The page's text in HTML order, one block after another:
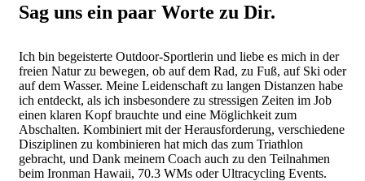
Sag uns ein paar Worte zu Dir.
Ich bin begeisterte Outdoor-Sportlerin und liebe es mich in der
freien Natur zu bewegen, ob auf dem Rad, zu Fuß, auf Ski oder
auf dem Wasser. Meine Leidenschaft zu langen Distanzen habe
ich entdeckt, als ich insbesondere zu stressigen Zeiten im Job
einen klaren Kopf brauchte und eine Möglichkeit zum
Abschalten. Kombiniert mit der Herausforderung, verschiedene
Disziplinen zu kombinieren hat mich das zum Triathlon
gebracht, und Dank meinem Coach auch zu den Teilnahmen
beim Ironman Hawaii, 70.3 WMs oder Ultracycling Events.